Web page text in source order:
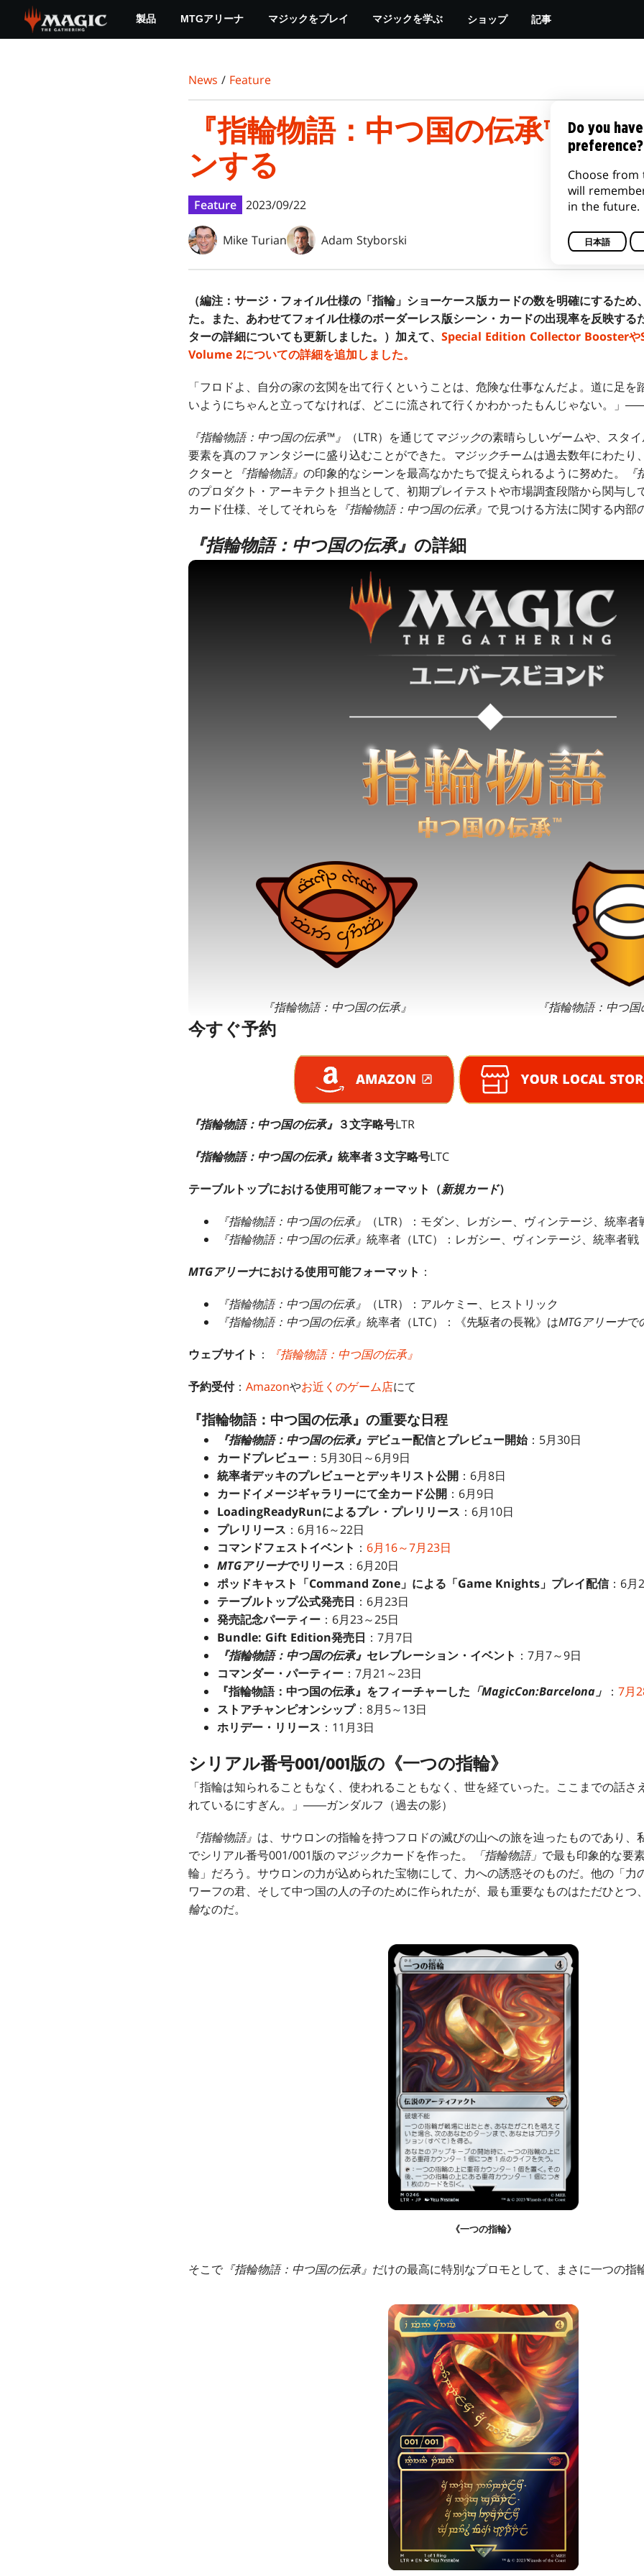
main
製品 MTGアリーナ マジックをプレイ マジックを学ぶ ショップ 記事
News / Feature
『指輪物語：中つ国の伝承™』を
ンする
Feature 2023/09/22
Mike Turian Adam Styborski
（編注：サージ・フォイル仕様の「指輪」ショーケース版カードの数を明確にするため
た。また、あわせてフォイル仕様のボーダーレス版シーン・カードの出現率を反映する
ターの詳細についても更新しました。）加えて、 Special Edition Collector Booster
Volume 2についての詳細を追加しました。
「フロドよ、自分の家の玄関を出て行くということは、危険な仕事なんだよ。道に足を
いようにちゃんと立ってなければ、どこに流されて行くかわかったもんじゃない。」
『指輪物語：中つ国の伝承™』 （LTR）を通じて マジックの素晴らしいゲームや、スタ
要素を真のファンタジーに盛り込むことができた。
マジックチームは過去数年にわたり
クターと
『指輪物語』 の印象的なシーンを最高なかたちで捉えられるように努めた。
のプロダクト・アーキテクト担当として、初期プレイテストや市場調査段階から関与し
カード仕様、そしてそれらを 『指輪物語：中つ国の伝承』 で見つける方法に関する内部
『指輪物語：中つ国の伝承』 の詳細
『指輪物語：中つ国の伝承』 『指輪物語：中つ
今すぐ予約
『指輪物語：中つ国の伝承』 ３文字略号LTR
『指輪物語：中つ国の伝承』 統率者３文字略号LTC
テーブルトップにおける使用可能フォーマット（新規カード）
『指輪物語：中つ国の伝承』
（LTR）：モダン、レガシー、ヴィンテージ、統率者
『指輪物語：中つ国の伝承』 統率者（LTC）：レガシー、ヴィンテージ、統率者戦
MTGアリーナにおける使用可能フォーマット ：
『指輪物語：中つ国の伝承』
（LTR）：アルケミー、ヒストリック
『指輪物語：中つ国の伝承』 統率者（LTC）：《先駆者の長靴》はMTGアリーナで
ウェブサイト ： 『指輪物語：中つ国の伝承』
予約受付： Amazonやお近くのゲーム店にて
『指輪物語：中つ国の伝承』の重要な日程
『指輪物語：中つ国の伝承』 デビュー配信とプレビュー開始：5月30日
カードプレビュー ：5月30日～6月9日
統率者デッキのプレビューとデッキリスト公開 ：6月8日
カードイメージギャラリーにて全カード公開 ：6月9日
LoadingReadyRunによるプレ・プレリリース ：6月10日
プレリリース ：6月16～22日
コマンドフェストイベント ： 6月16～7月23日
MTGアリーナでリリース ：6月20日
ポッドキャスト「Command Zone」による「Game Knights」プレイ配信：6月
テーブルトップ公式発売日 ：6月23日
発売記念パーティー ：6月23～25日
Bundle: Gift Edition発売日 ：7月7日
『指輪物語：中つ国の伝承』 セレブレーション・イベント ：7月7～9日
コマンダー・パーティー ：7月21～23日
『指輪物語：中つ国の伝承』をフィーチャーした 「MagicCon:Barcelona」 ： 7月
ストアチャンピオンシップ：8月5～13日
ホリデー・リリース ：11月3日
シリアル番号001/001版の《一つの指輪》
「指輪は知られることもなく、使われることもなく、世を経ていった。ここまでの話さ
れているにすぎん。」――ガンダルフ（過去の影）
『指輪物語』 は、サウロンの指輪を持つフロドの滅びの山への旅を辿ったものであり、
でシリアル番号001/001版のマジックカードを作った。 「指輪物語」 で最も印象的な要
輪」だろう。サウロンの力が込められた宝物にして、力への誘惑そのものだ。他の「力
ワーフの君、そして中つ国の人の子のために作られたが、最も重要なものはただひとつ
輪なのだ。
《一つの指輪》
そこで 『指輪物語：中つ国の伝承』 だけの最高に特別なプロモとして、まさに一つの指
Do you
preference?
Choose
will
in the future.
日本語